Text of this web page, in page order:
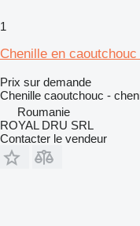
1
Chenille en
Prix sur demande
Chenille caoutchouc -
Roumanie
ROYAL DRU SRL
Contacter le vendeur